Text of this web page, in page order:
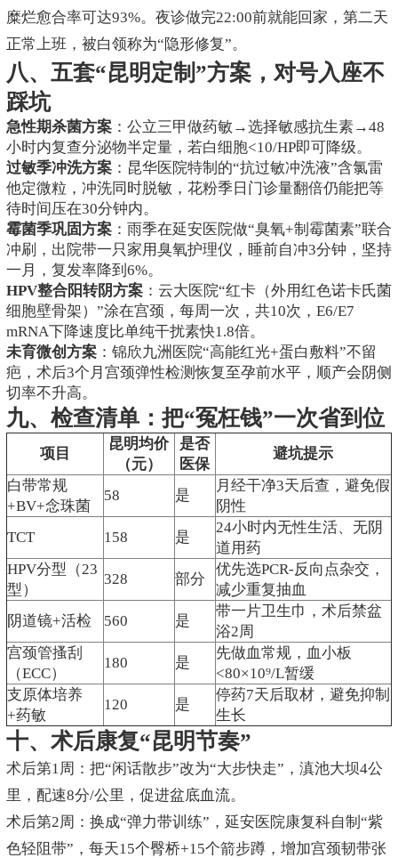
糜烂愈合率可达93%。夜诊做完22:00前就能回家，第二天
正常上班，被白领称为“隐形修复”。
八、五套“昆明定制”方案，对号入座不
踩坑
急性期杀菌方案：公立三甲做药敏→选择敏感抗生素→48
小时内复查分泌物半定量，若白细胞<10/HP即可降级。
过敏季冲洗方案：昆华医院特制的“抗过敏冲洗液”含氯雷
他定微粒，冲洗同时脱敏，花粉季日门诊量翻倍仍能把等
待时间压在30分钟内。
霉菌季巩固方案：雨季在延安医院做“臭氧+制霉菌素”联合
冲刷，出院带一只家用臭氧护理仪，睡前自冲3分钟，坚持
一月，复发率降到6%。
HPV整合阳转阴方案：云大医院“红卡（外用红色诺卡氏菌
细胞壁骨架）”涂在宫颈，每周一次，共10次，E6/E7
mRNA下降速度比单纯干扰素快1.8倍。
未育微创方案：锦欣九洲医院“高能红光+蛋白敷料”不留
疤，术后3个月宫颈弹性检测恢复至孕前水平，顺产会阴侧
切率不升高。
九、检查清单：把“冤枉钱”一次省到位
项目
昆明均价
（元）
是否
医保
避坑提示
白带常规
+BV+念珠菌
58 是
月经干净3天后查，避免假
阴性
TCT
158 是
24小时内无性生活、无阴
道用药
HPV分型（23
型）
328 部分
优先选PCR-反向点杂交，
减少重复抽血
阴道镜+活检
560 是
带一片卫生巾，术后禁盆
浴2周
宫颈管搔刮
（ECC）
180 是
先做血常规，血小板
<80×10⁹/L暂缓
支原体培养
+药敏
120 是
停药7天后取材，避免抑制
生长
十、术后康复“昆明节奏”
术后第1周：把“闲话散步”改为“大步快走”，滇池大坝4公
里，配速8分/公里，促进盆底血流。
术后第2周：换成“弹力带训练”，延安医院康复科自制“紫
色轻阻带”，每天15个臀桥+15个箭步蹲，增加宫颈韧带张